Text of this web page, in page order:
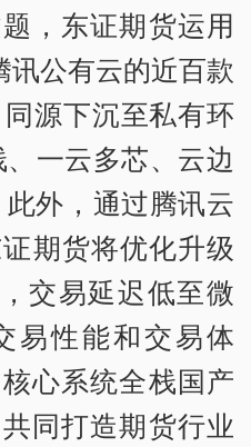
，东证期货运用
讯公有云的近百款
源下沉至私有环
一云多芯、云边
外，通过腾讯云
期货将优化升级
交易延迟低至微
易性能和交易体
心系统全栈国产
同打造期货行业